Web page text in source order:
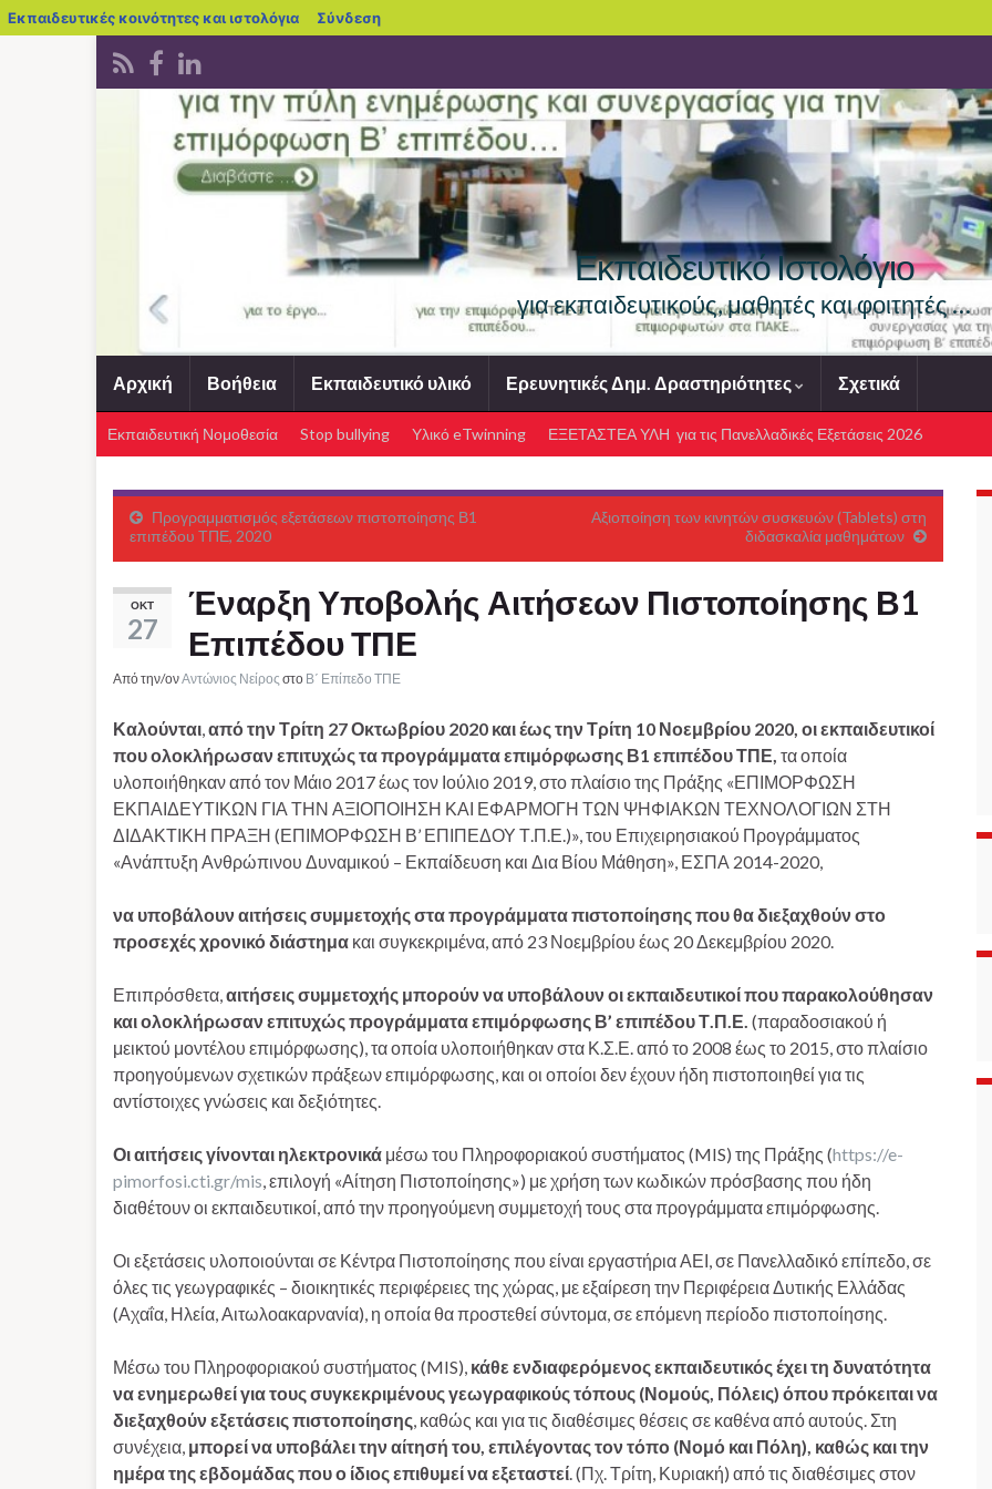
Εκπαιδευτικές κοινότητες και ιστολόγια blogs.sch.gr
Σύνδεση
Εκπαιδευτικό Ιστολόγιο
για εκπαιδευτικούς, μαθητές και φοιτητές …
Αρχική Βοήθεια Εκπαιδευτικό υλικό Ερευνητικές Δημ. Δραστηριότητες Σχετικά
Εκπαιδευτική Νομοθεσία Stop bullying Υλικό eTwinning ΕΞΕΤΑΣΤΕΑ ΥΛΗ για τις Πανελλαδικές Εξετάσεις 2026
Προγραμματισμός εξετάσεων πιστοποίησης Β1
επιπέδου ΤΠΕ, 2020
Αξιοποίηση των κινητών συσκευών (Tablets) στη
διδασκαλία μαθημάτων
ΟΚΤ
27
Έναρξη Υποβολής Αιτήσεων Πιστοποίησης Β1
Επιπέδου ΤΠΕ
Από την/ονΑντώνιος Νείρος στο Β΄ Επίπεδο ΤΠΕ
Καλούνται,από την Τρίτη 27 Οκτωβρίου 2020 και έως την Τρίτη 10 Νοεμβρίου 2020, οι εκπαιδευτικοί
που ολοκλήρωσαν επιτυχώς τα προγράμματα επιμόρφωσης Β1 επιπέδου ΤΠΕ, τα οποία
υλοποιήθηκαν από τον Μάιο 2017 έως τον Ιούλιο 2019, στο πλαίσιο της Πράξης «ΕΠΙΜΟΡΦΩΣΗ
ΕΚΠΑΙΔΕΥΤΙΚΩΝ ΓΙΑ ΤΗΝ ΑΞΙΟΠΟΙΗΣΗ ΚΑΙ ΕΦΑΡΜΟΓΗ ΤΩΝ ΨΗΦΙΑΚΩΝ ΤΕΧΝΟΛΟΓΙΩΝ ΣΤΗ
ΔΙΔΑΚΤΙΚΗ ΠΡΑΞΗ (ΕΠΙΜΟΡΦΩΣΗ Β’ ΕΠΙΠΕΔΟΥ Τ.Π.Ε.)», του Επιχειρησιακού Προγράμματος
«Ανάπτυξη Ανθρώπινου Δυναμικού – Εκπαίδευση και Δια Βίου Μάθηση», ΕΣΠΑ 2014-2020,
να υποβάλουν αιτήσεις συμμετοχής στα προγράμματα πιστοποίησηςπου θα διεξαχθούν στο
προσεχές χρονικό διάστημα και συγκεκριμένα, από 23 Νοεμβρίου έως 20 Δεκεμβρίου 2020.
Επιπρόσθετα,αιτήσεις συμμετοχής μπορούν να υποβάλουν οιεκπαιδευτικοί που παρακολούθησαν
και ολοκλήρωσαν επιτυχώςπρογράμματα επιμόρφωσης Β’ επιπέδου Τ.Π.Ε. (παραδοσιακού ή
μεικτού μοντέλου επιμόρφωσης), τα οποία υλοποιήθηκαν στα Κ.Σ.Ε. από το 2008 έως το 2015, στο πλαίσιο
προηγούμενων σχετικών πράξεων επιμόρφωσης, και οι οποίοι δεν έχουν ήδη πιστοποιηθεί για τις
αντίστοιχες γνώσεις και δεξιότητες.
Οι αιτήσεις γίνονται ηλεκτρονικά μέσω του Πληροφοριακού συστήματος (MIS) της Πράξης (https://e-
pimorfosi.cti.gr/mis, επιλογή «Αίτηση Πιστοποίησης») με χρήση των κωδικών πρόσβασης που ήδη
διαθέτουν οι εκπαιδευτικοί, από την προηγούμενη συμμετοχή τους στα προγράμματα επιμόρφωσης.
Οι εξετάσεις υλοποιούνται σε Κέντρα Πιστοποίησης που είναι εργαστήρια ΑΕΙ, σε Πανελλαδικό επίπεδο, σε
όλες τις γεωγραφικές – διοικητικές περιφέρειες της χώρας, με εξαίρεση την Περιφέρεια Δυτικής Ελλάδας
(Αχαΐα, Ηλεία, Αιτωλοακαρνανία), η οποία θα προστεθεί σύντομα, σε επόμενη περίοδο πιστοποίησης.
Μέσω του Πληροφοριακού συστήματος (MIS), κάθε ενδιαφερόμενος εκπαιδευτικός έχει τη δυνατότητα
να ενημερωθεί για τους συγκεκριμένους γεωγραφικούς τόπους (Νομούς, Πόλεις) όπου πρόκειται να
διεξαχθούν εξετάσεις πιστοποίησης, καθώς και για τις διαθέσιμες θέσεις σε καθένα από αυτούς. Στη
συνέχεια, μπορεί να υποβάλει την αίτησή του, επιλέγοντας τον τόπο (Νομό και Πόλη), καθώς και την
ημέρα της εβδομάδας που ο ίδιος επιθυμεί να εξεταστεί. (Πχ. Τρίτη, Κυριακή) από τις διαθέσιμες στον